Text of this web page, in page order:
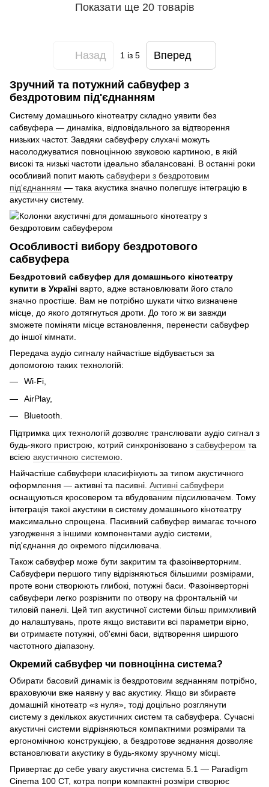
Показати ще 20 товарів
Назад 1 із 5 Вперед
Зручний та потужний сабвуфер з
бездротовим під'єднанням
Систему домашнього кінотеатру складно уявити без
сабвуфера — динаміка, відповідального за відтворення
низьких частот. Завдяки сабвуферу слухачі можуть
насолоджуватися повноцінною звуковою картиною, в якій
високі та низькі частоти ідеально збалансовані. В останні роки
особливий попит мають сабвуфери з бездротовим
під'єднанням — така акустика значно полегшує інтеграцію в
акустичну систему.
Особливості вибору бездротового
сабвуфера
Бездротовий сабвуфер для домашнього кінотеатру
купити в Україні варто, адже встановлювати його стало
значно простіше. Вам не потрібно шукати чітко визначене
місце, до якого дотягнуться дроти. До того ж ви завжди
зможете поміняти місце встановлення, перенести сабвуфер
до іншої кімнати.
Передача аудіо сигналу найчастіше відбувається за
допомогою таких технологій:
Wi-Fi,
AirPlay,
Bluetooth.
Підтримка цих технологій дозволяє транслювати аудіо сигнал з
будь-якого пристрою, котрий синхронізовано з сабвуфером та
всією акустичною системою
Найчастіше сабвуфери класифікують за типом акустичного
оформлення — активні та пасивні. Активні сабвуфери
оснащуються кросовером та вбудованим підсилювачем. Тому
інтеграція такої акустики в систему домашнього кінотеатру
максимально спрощена. Пасивний сабвуфер вимагає точного
узгодження з іншими компонентами аудіо системи,
під'єднання до окремого підсилювача.
Також сабвуфер може бути закритим та фазоінверторним.
Сабвуфери першого типу відрізняються більшими розмірами,
проте вони створюють глибокі, потужні баси. Фазоінверторні
сабвуфери легко розрізнити по отвору на фронтальній чи
тиловій панелі. Цей тип акустичної системи більш примхливий
до налаштувань, проте якщо виставити всі параметри вірно,
ви отримаєте потужні, об'ємні баси, відтворення ширшого
частотного діапазону.
Окремий сабвуфер чи повноцінна система?
Обирати басовий динамік із бездротовим зєднанням потрібно,
враховуючи вже наявну у вас акустику. Якщо ви збираєте
домашній кінотеатр «з нуля», тоді доцільно розглянути
систему з декількох акустичних систем та сабвуфера. Сучасні
акустичні системи відрізняються компактними розмірами та
ергономічною конструкцією, а бездротове зєднання дозволяє
встановлювати акустику в будь-якому зручному місці.
Привертає до себе увагу акустична система 5.1 — Paradigm
Cinema 100 CT, котра попри компактні розміри створює